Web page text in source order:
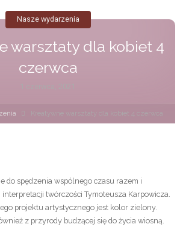
warsztaty dla kobiet 4
czerwca
Nasze wydarzenia
Kreatywne warsztaty dla kobiet 4 czerwca
do spędzenia wspólnego czasu razem i
twórczości Tymoteusza Karpowicza.
projektu artystycznego jest kolor zielony.
z przyrody budzącej się do życia wiosną.